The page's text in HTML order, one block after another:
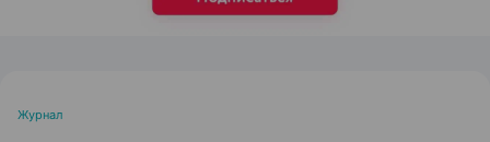
Журнал